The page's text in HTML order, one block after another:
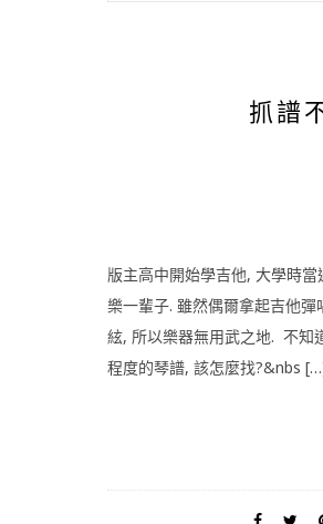
抓譜
版主高中開始學吉他, 大學時
樂一輩子. 雖然偶爾拿起吉他
絃, 所以樂器無用武之地. 不知
程度的琴譜, 該怎麼找?&nbs